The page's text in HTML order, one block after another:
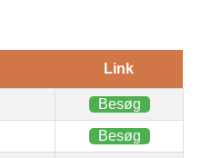
Link
Besøg
Besøg